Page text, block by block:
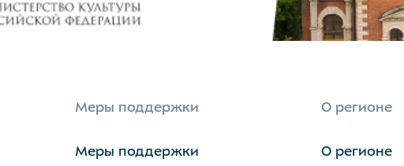
Меры поддержки
Меры поддержки
О регионе
О регионе